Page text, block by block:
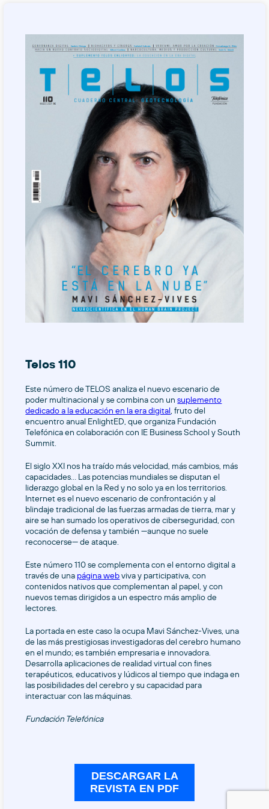
Telos 110
Este número de TELOS analiza el nuevo escenario de
poder multinacional y se combina con unsuplemento
dedicado a la educación en la era digital, fruto del
encuentro anual EnlightED, que organiza Fundación
Telefónica en colaboración con IE Business School y South
Summit.
El siglo XXI nos ha traído más velocidad, más cambios, más
capacidades… Las potencias mundiales se disputan el
liderazgo global en la Red y no solo ya en los territorios.
Internet es el nuevo escenario de confrontación y al
blindaje tradicional de las fuerzas armadas de tierra, mar y
aire se han sumado los operativos de ciberseguridad, con
vocación de defensa y también —aunque no suele
reconocerse— de ataque.
Este número 110 se complementa con el entorno digital a
través de una página webviva y participativa, con
contenidos nativos que complementan al papel, y con
nuevos temas dirigidos a un espectro más amplio de
lectores.
La portada en este caso la ocupa Mavi Sánchez-Vives, una
de las más prestigiosas investigadoras del cerebro humano
en el mundo; es también empresaria e innovadora.
Desarrolla aplicaciones de realidad virtual con fines
terapéuticos, educativos y lúdicos al tiempo que indaga en
las posibilidades del cerebro y su capacidad para
interactuar con las máquinas.
Fundación Telefónica
DESCARGAR LA
REVISTA EN PDF